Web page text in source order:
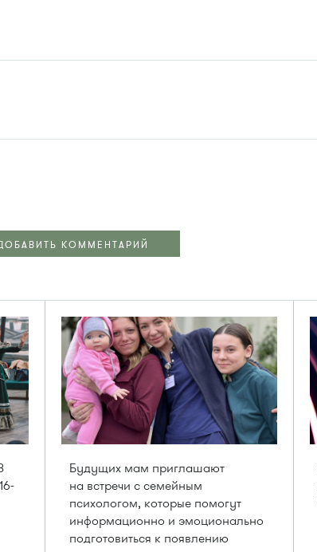
КОММЕНТАРИЙ
Будущих мам приглашают
на встречи с семейным
психологом, которые помогут
информационно и эмоционально
подготовиться к появлению